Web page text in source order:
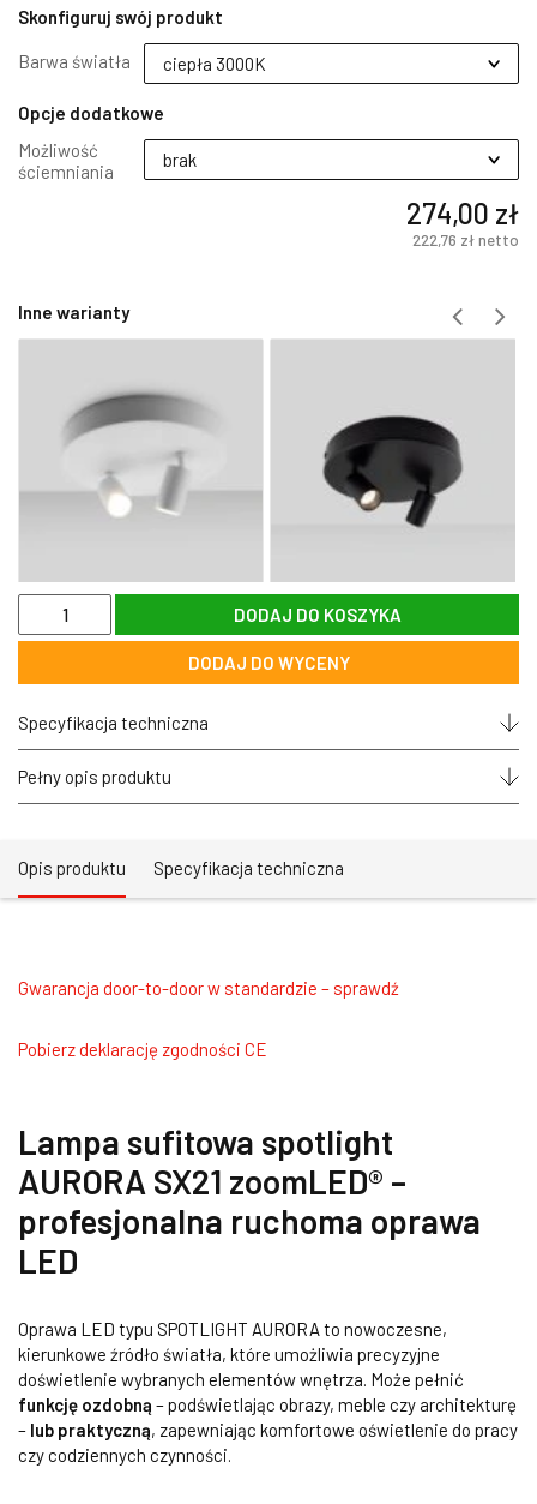
Skonfiguruj swój produkt
Barwa światła
Opcje dodatkowe
Możliwość
ściemniania
274,00 zł
222,76 złnetto
Inne warianty
ilość
Spotlight
sufitowy
(3x7W)
LED
CRI>90
36°
AURORA
SX21
biały
DODAJ DO KOSZYKA
DODAJ DO WYCENY
Specyfikacja techniczna
Pełny opis produktu
Opis produktu Specyfikacja techniczna
Gwarancja door-to-door w standardzie – sprawdź
Pobierz deklarację zgodności CE
Lampa sufitowa spotlight
AURORA SX21 zoomLED® –
profesjonalna ruchoma oprawa
LED
Oprawa LED typu SPOTLIGHT AURORA to nowoczesne,
kierunkowe źródło światła, które umożliwia precyzyjne
doświetlenie wybranych elementów wnętrza. Może pełnić
funkcję ozdobną – podświetlając obrazy, meble czy architekturę
– lub praktyczną, zapewniając komfortowe oświetlenie do pracy
czy codziennych czynności.